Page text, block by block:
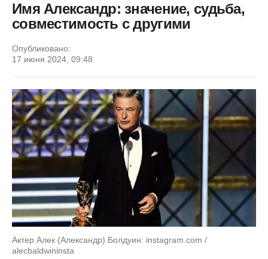
Имя Александр: значение, судьба,
совместимость с другими
Опубликовано:
17 июня 2024, 09:48
Актер Алек (Александр) Болдуин: instagram.com /
alecbaldwininsta